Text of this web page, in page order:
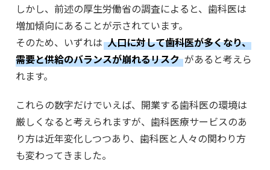
しかし、前述の厚生労働省の調査によると、歯科医は
増加傾向にあることが示されています。
そのため、いずれは 人口に対して歯科医が多くなり、
需要と供給のバランスが崩れるリスク があると考えら
れます。
これらの数字だけでいえば、開業する歯科医の環境は
厳しくなると考えられますが、歯科医療サービスのあ
り方は近年変化しつつあり、歯科医と人々の関わり方
も変わってきました。